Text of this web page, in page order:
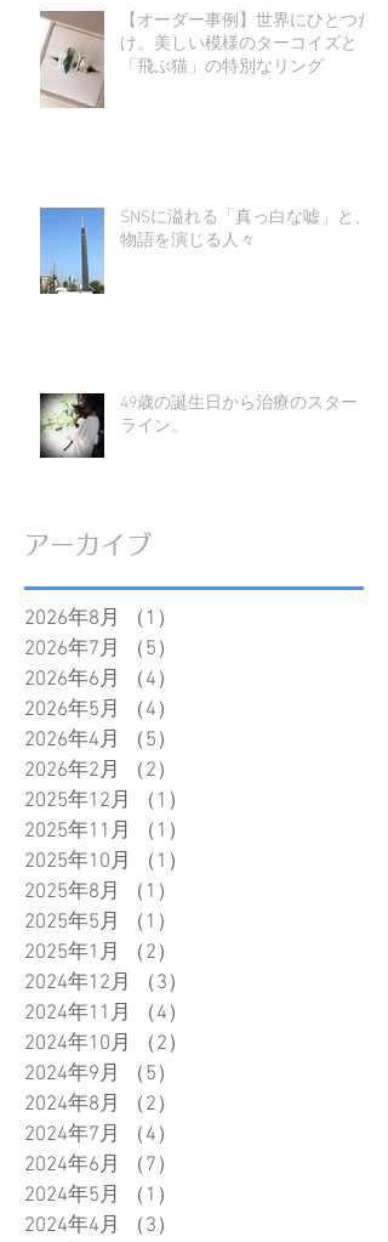
【オーダー事例】世界にひとつだ
け。美しい模様のターコイズと
「飛ぶ猫」の特別なリング
SNSに溢れる「真っ白な嘘」と、
物語を演じる人々
49歳の誕生日から治療のスタート
ライン。
アーカイブ
2026年8月 （1）
2026年7月
（5）
2026年6月
（4）
2026年5月
（4）
2026年4月
（5）
2026年2月
（2）
2025年12月
（1）
2025年11月
（1）
2025年10月
（1）
2025年8月
（1）
2025年5月
（1）
2025年1月
（2）
2024年12月
（3）
2024年11月
（4）
2024年10月
（2）
2024年9月
（5）
2024年8月
（2）
2024年7月
（4）
2024年6月
（7）
2024年5月
（1）
2024年4月
（3）